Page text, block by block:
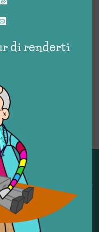
di renderti
un centro del riuso e
li riparano e li reimmettono in
circolare e sostenibile.